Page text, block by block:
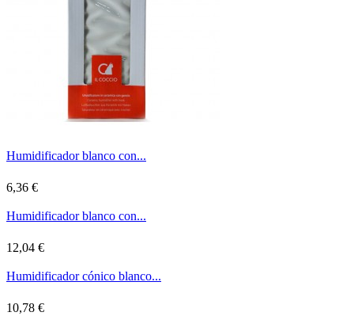
Humidificador blanco con...
6,36 €
Humidificador blanco con...
12,04 €
Humidificador cónico blanco...
10,78 €